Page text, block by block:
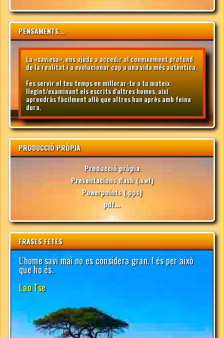
PENSAMENTS...
La «saviesa», ens ajuda a accedir al coneixement profund
de la realitat i a evolucionar cap a una vida més autèntica.
Fes servir el teu temps en millorar-te a tu mateix
llegint/examinant els escrits d'altres homes, així
aprendràs fàcilment allò que altres han après amb feina
dura.
PRODUCCIÓ PRÒPIA
Producció pròpia
Presentacions flash (.swf)
Powerpoints (.pps)
pdf...
FRASES FETES